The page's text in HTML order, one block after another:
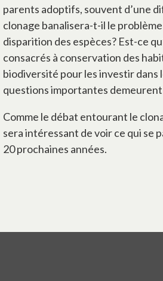
parents adoptifs, souvent d’une
clonage banalisera-t-il le
disparition des espèces? Est-ce
consacrés à conservation des
biodiversité pour les investir dans
questions importantes demeurent
Comme le débat entourant le
sera intéressant de voir ce qui se
20 prochaines années.